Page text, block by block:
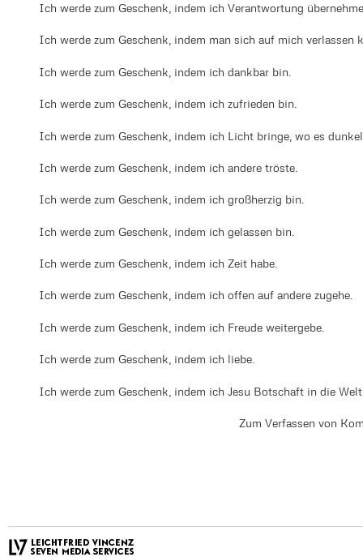
Ich werde zum Geschenk, indem ich Verantwortung
Ich werde zum Geschenk, indem man sich auf mich verlassen
Ich werde zum Geschenk, indem ich dankbar bin.
Ich werde zum Geschenk, indem ich zufrieden bin.
Ich werde zum Geschenk, indem ich Licht bringe, wo es
Ich werde zum Geschenk, indem ich andere tröste.
Ich werde zum Geschenk, indem ich großherzig bin.
Ich werde zum Geschenk, indem ich gelassen bin.
Ich werde zum Geschenk, indem ich Zeit habe.
Ich werde zum Geschenk, indem ich offen auf andere zugehe.
Ich werde zum Geschenk, indem ich Freude weitergebe.
Ich werde zum Geschenk, indem ich liebe.
Ich werde zum Geschenk, indem ich Jesu Botschaft in die
Zum Verfassen von